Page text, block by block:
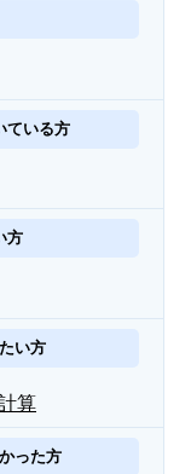
ている方
方
い方
算
った方